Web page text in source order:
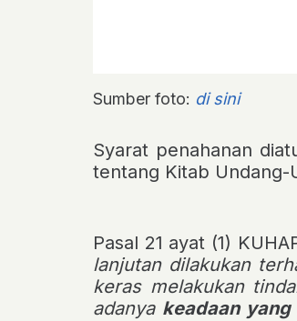
Sumber foto: di sini
Syarat penahanan
tentang Kitab Undang-
Pasal 21 ayat (1)
lanjutan dilakukan
keras melakukan
adanya keadaan